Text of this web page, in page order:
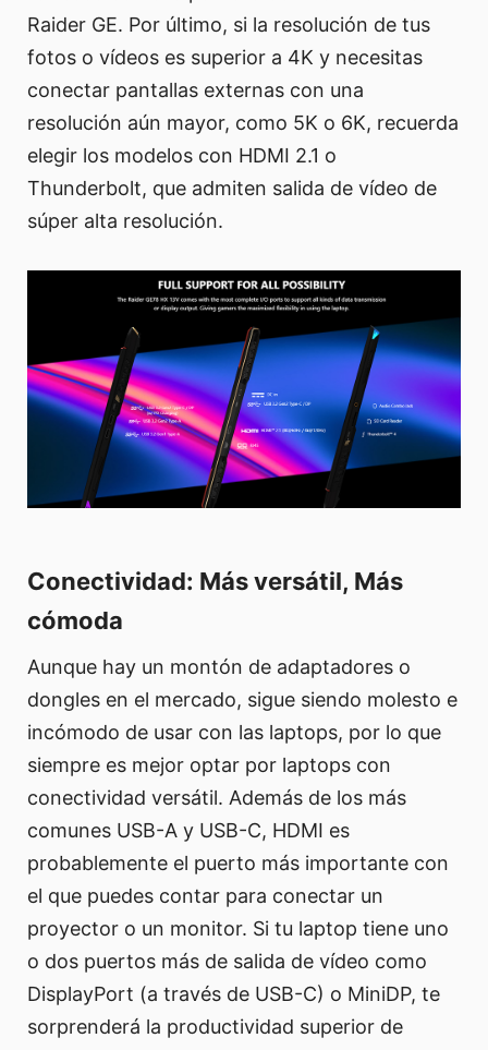
Raider GE. Por último, si la resolución de tus
fotos o vídeos es superior a 4K y necesitas
conectar pantallas externas con una
resolución aún mayor, como 5K o 6K, recuerda
elegir los modelos con HDMI 2.1 o
Thunderbolt, que admiten salida de vídeo de
súper alta resolución.
Conectividad: Más versátil, Más
cómoda
Aunque hay un montón de adaptadores o
dongles en el mercado, sigue siendo molesto e
incómodo de usar con las laptops, por lo que
siempre es mejor optar por laptops con
conectividad versátil. Además de los más
comunes USB-A y USB-C, HDMI es
probablemente el puerto más importante con
el que puedes contar para conectar un
proyector o un monitor. Si tu laptop tiene uno
o dos puertos más de salida de vídeo como
DisplayPort (a través de USB-C) o MiniDP, te
sorprenderá la productividad superior de